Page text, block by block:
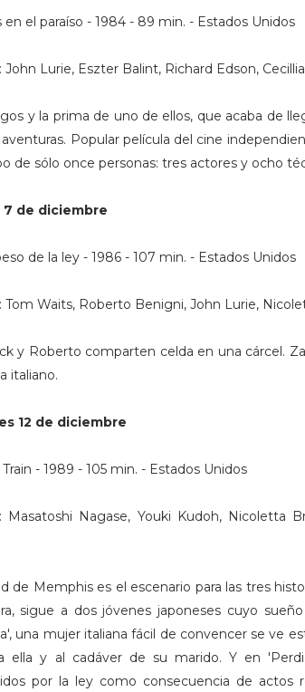
en el paraíso - 1984 - 89 min. - Estados Unidos
John Lurie, Eszter Balint, Richard Edson,
y la prima de uno de ellos, que acaba de
aventuras. Popular película del cine
de sólo once personas: tres actores y ocho
7 de diciembre
de la ley - 1986 - 107 min. - Estados Unidos
Tom Waits, Roberto Benigni, John Lurie,
y Roberto comparten celda en una cárcel.
italiano.
12 de diciembre
- 1989 - 105 min. - Estados Unidos
Masatoshi Nagase, Youki Kudoh, Nicoletta
de Memphis es el escenario para las tres
sigue a dos jóvenes japoneses cuyo
una mujer italiana fácil de convencer se ve
ella y al cadáver de su marido. Y en
por la ley como consecuencia de actos